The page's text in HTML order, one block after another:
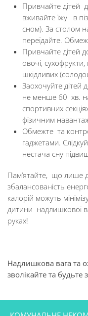
Привчайте дітей
вживайте їжу в
сном). За столом
переїдайте.
Привчайте дітей
овочі,
шкідливих
Заохочуйте дітей
не менше 60 хв.
спортивних
фізичним
Обмежте та
гаджетами.
нестача сну
Пам’ятайте, що лише
збалансованість
калорій можуть
дитини надлишкової
руках!
Надлишкова вага та
зволікайте та будьте